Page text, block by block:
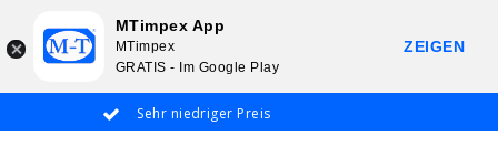
Sehr niedriger Preis
MTimpex App
MTimpex
GRATIS - Im Google Play
ZEIGEN